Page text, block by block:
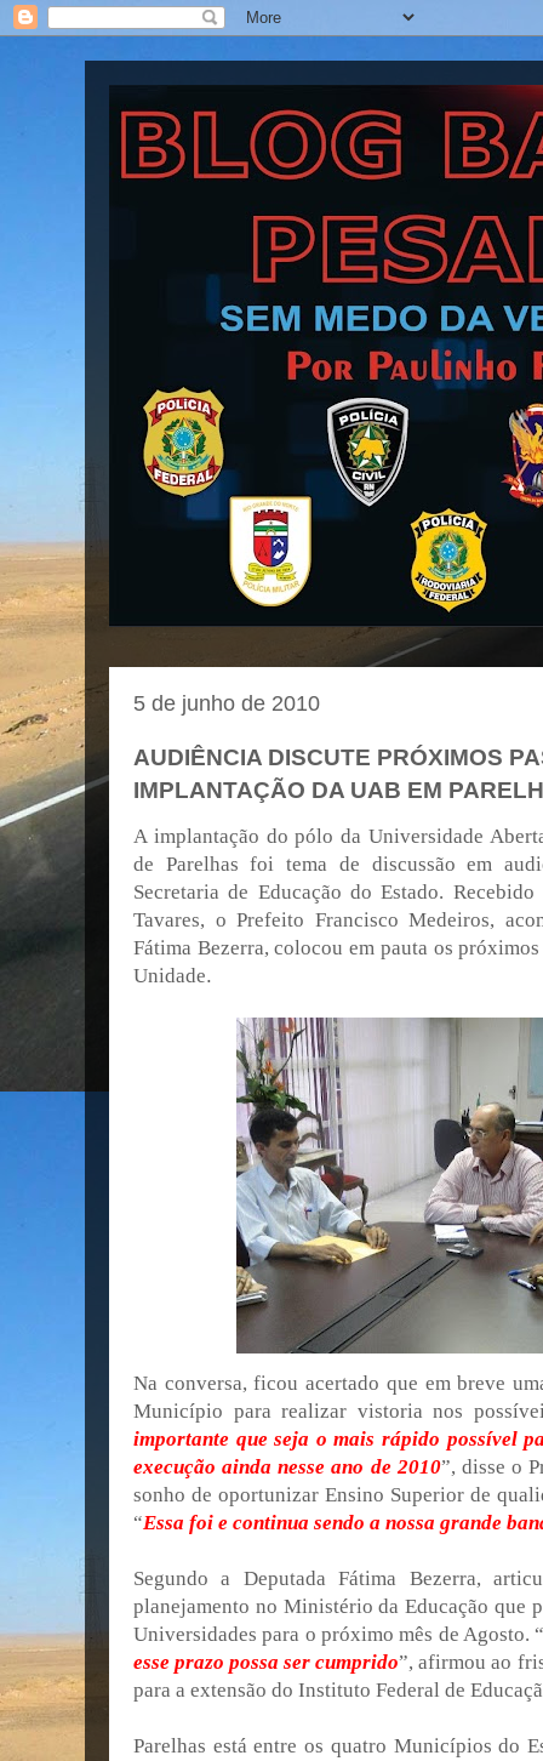
Blog Barra Pesada
5 de junho de 2010
AUDIÊNCIA DISCUTE PRÓXIMOS
IMPLANTAÇÃO DA UAB EM
A implantação do pólo da Universidade
de Parelhas foi tema de discussão em
Secretaria de Educação do Estado.
Tavares, o Prefeito Francisco Medeiros,
Fátima Bezerra, colocou em pauta os
Unidade.
Na conversa, ficou acertado que em breve
Município para realizar vistoria nos
importante que seja o mais rápido possível
execução ainda nesse ano de 2010”, disse o
sonho de oportunizar Ensino Superior de
“Essa foi e continua sendo a nossa grande
Segundo a Deputada Fátima Bezerra,
planejamento no Ministério da Educação que
Universidades para o próximo mês de Agosto.
esse prazo possa ser cumprido”, afirmou ao
para a extensão do Instituto Federal de
Parelhas está entre os quatro Municípios do